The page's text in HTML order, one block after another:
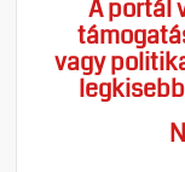
A portál
vagy